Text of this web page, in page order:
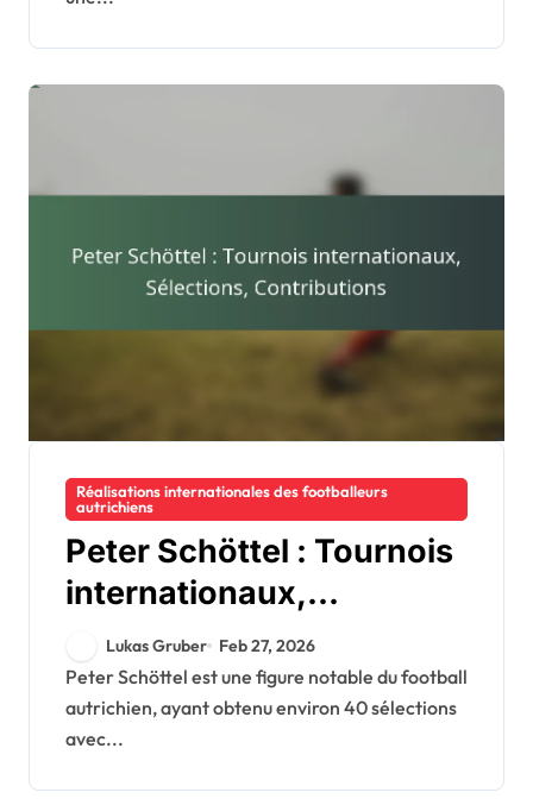
Réalisations internationales des footballeurs
autrichiens
Peter Schöttel : Tournois
internationaux,
Sélections, Contributions
Lukas Gruber Feb 27, 2026
Peter Schöttel est une figure notable du football
autrichien, ayant obtenu environ 40 sélections
avec...